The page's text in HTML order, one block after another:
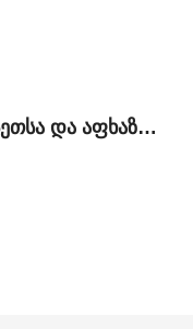
რუსეთსა და აფხაზეთს შორის გაფორმებული „მოკავშირეობის და სტრატეგიული პარტნიორობის შესახებ“ ხელშეკრულების კონტექსტუალური ანალიზი